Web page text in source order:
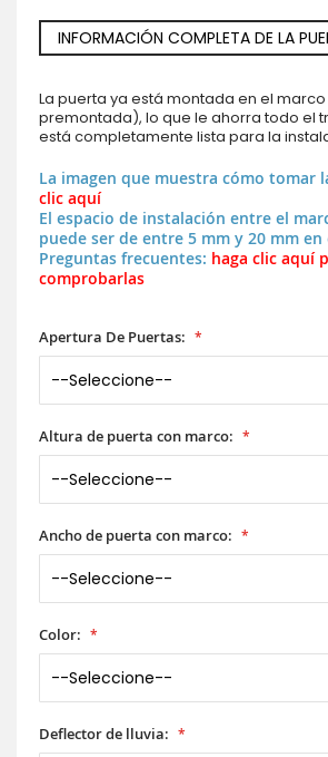
INFORMACIÓN COMPLETA DE LA
La puerta ya está montada en el
premontada), lo que le ahorra todo el
está completamente lista para la
La imagen que muestra cómo tomar
clic aquí
El espacio de instalación entre el
puede ser de entre 5 mm y 20 mm en
Preguntas frecuentes: haga clic aquí
comprobarlas
Apertura De Puertas:
Altura de puerta con marco:
Ancho de puerta con marco:
Color:
Deflector de lluvia: